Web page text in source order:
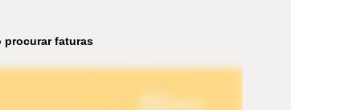
procurar faturas